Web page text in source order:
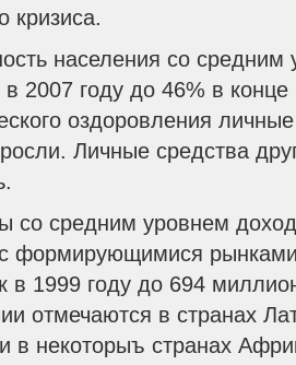
кризиса.
населения со средним
в 2007 году до 46% в
оздоровления
Личные средства
со средним уровнем
с формирующимися
в 1999 году до 694
отмечаются в странах
некоторыъ странах